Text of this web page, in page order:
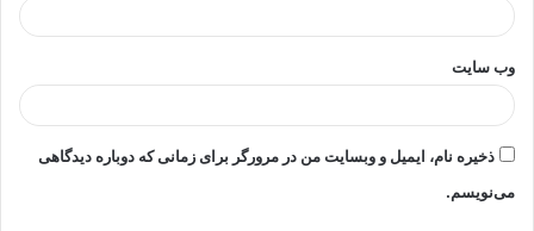
وب‌ سایت
ذخیره نام، ایمیل و وبسایت من در مرورگر برای زمانی که دوباره دیدگاهی
می‌نویسم.